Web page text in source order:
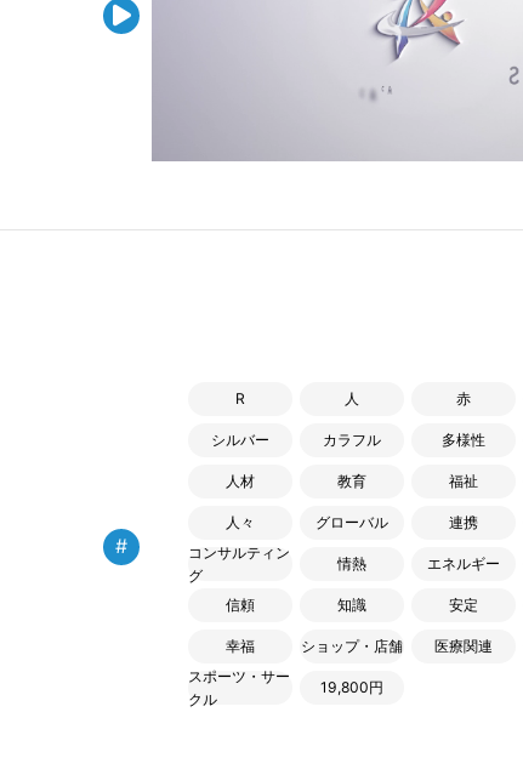

#
R 人 赤
シルバー カラフル 多様性
人材 教育 福祉
人々 グローバル 連携
コンサルティン
グ
情熱 エネルギー
信頼 知識 安定
幸福 ショップ・店舗 医療関連
スポーツ・サー
クル
19,800円